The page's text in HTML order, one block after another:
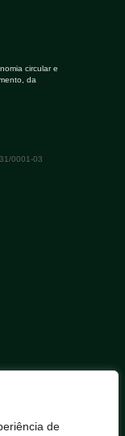
de
circular e
da
0001-03